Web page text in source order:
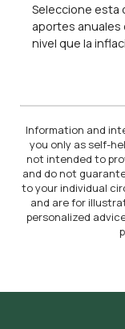
Seleccione esta
aportes anuales
nivel que la
Information and
you only as self-
not intended to
and do not
to your individual
and are for
personalized